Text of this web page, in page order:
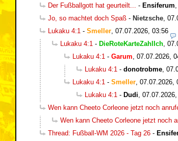
Der Fußballgott hat geurteilt...
- Ensiferum
Jo, so machtet doch Spaß - Nietzsche
Lukaku 4:1 - Smeller 07.07.2026, 03:56
Lukaku 4:1 - DieRoteKarteZahlIch
Lukaku 4:1 - Garum 07.07.2026,
Lukaku 4:1 - donotrobme
Lukaku 4:1 - Smeller 07.07.2026,
Lukaku 4:1 - Dudi
Wen kann Cheeto Corleone jetzt noch
Wen kann Cheeto Corleone jetzt noch
Thread: Fußball-WM 2026 - Tag 26 -